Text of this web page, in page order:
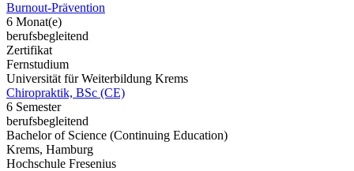
Burnout-Prävention
6 Monat(e)
berufsbegleitend
Zertifikat
Fernstudium
Universität für Weiterbildung Krems
Chiropraktik, BSc (CE)
6 Semester
berufsbegleitend
Bachelor of Science (Continuing Education)
Krems, Hamburg
Hochschule Fresenius